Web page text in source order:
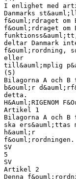
I enlighet med
Danmarks
f&ouml;rdraget om
f&ouml;rdraget om
deltar Danmark
f&ouml;rordning,
eller
till&auml;mplig
(5)
Bilagorna A och
b&ouml;r
detta.
H&Auml;RIGENOM
Artikel 1
Bilagorna A och
ska
h&auml;r
f&ouml;rordningen.
SV
5
SV
Artikel 2
Denna